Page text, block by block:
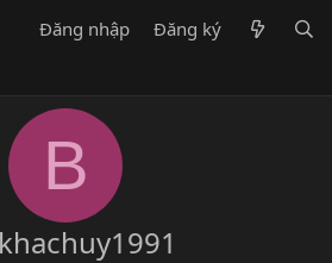
Đăng nhập Đăng ký
B